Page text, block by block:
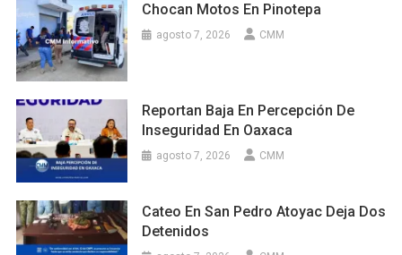
Chocan Motos En Pinotepa
agosto 7, 2026 CMM
Reportan Baja En Percepción De
Inseguridad En Oaxaca
agosto 7, 2026 CMM
Cateo En San Pedro Atoyac Deja Dos
Detenidos